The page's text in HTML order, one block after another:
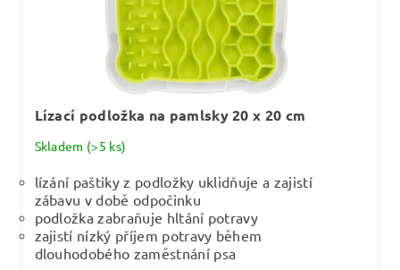
Lízací podložka na pamlsky 20 x 20 cm
Skladem (>5 ks)
lízání paštiky z podložky uklidňuje a zajistí
zábavu v době odpočinku
podložka zabraňuje hltání potravy
zajistí nízký příjem potravy během
dlouhodobého zaměstnání psa